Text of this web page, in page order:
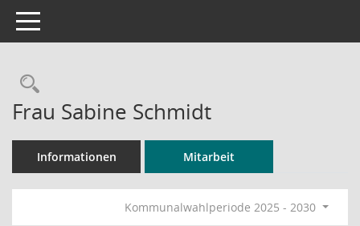
Toggle navigation
Rechercheauswahl
Frau Sabine Schmidt
Informationen Mitarbeit
Kommunalwahlperiode 2025 - 2030